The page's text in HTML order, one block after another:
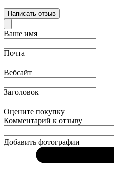
Написать отзыв
Ваше имя
Почта
Вебсайт
Заголовок
Оцените покупку
Комментарий к отзыву
Добавить фотографии